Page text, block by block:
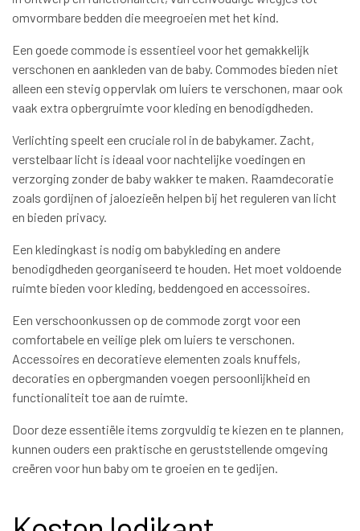
omvormbare bedden die meegroeien met het kind.
Een goede commode is essentieel voor het gemakkelijk
verschonen en aankleden van de baby. Commodes bieden niet
alleen een stevig oppervlak om luiers te verschonen, maar ook
vaak extra opbergruimte voor kleding en benodigdheden.
Verlichting speelt een cruciale rol in de babykamer. Zacht,
verstelbaar licht is ideaal voor nachtelijke voedingen en
verzorging zonder de baby wakker te maken. Raamdecoratie
zoals gordijnen of jaloezieën helpen bij het reguleren van licht
en bieden privacy.
Een kledingkast is nodig om babykleding en andere
benodigdheden georganiseerd te houden. Het moet voldoende
ruimte bieden voor kleding, beddengoed en accessoires.
Een verschoonkussen op de commode zorgt voor een
comfortabele en veilige plek om luiers te verschonen.
Accessoires en decoratieve elementen zoals knuffels,
decoraties en opbergmanden voegen persoonlijkheid en
functionaliteit toe aan de ruimte.
Door deze essentiële items zorgvuldig te kiezen en te plannen,
kunnen ouders een praktische en geruststellende omgeving
creëren voor hun baby om te groeien en te gedijen.